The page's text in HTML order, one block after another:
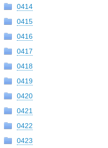
0414
0415
0416
0417
0418
0419
0420
0421
0422
0423